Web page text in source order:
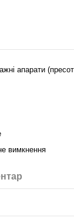
апарати
вимкнення